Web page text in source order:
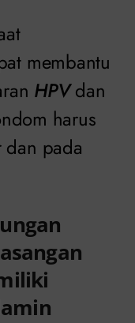
membantu
HPVdan
harus
pada